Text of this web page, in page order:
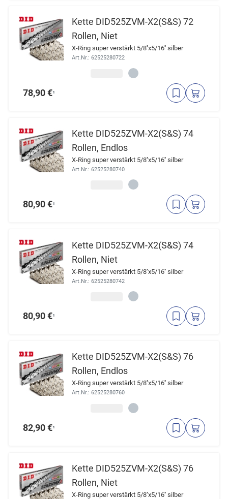
Kette DID525ZVM-X2(S&S) 72
Rollen, Niet
X-Ring super verstärkt 5/8''x5/16'' silber
Art.Nr.: 62525280722
78,90 €¹
Kette DID525ZVM-X2(S&S) 74
Rollen, Endlos
X-Ring super verstärkt 5/8''x5/16'' silber
Art.Nr.: 62525280740
80,90 €¹
Kette DID525ZVM-X2(S&S) 74
Rollen, Niet
X-Ring super verstärkt 5/8''x5/16'' silber
Art.Nr.: 62525280742
80,90 €¹
Kette DID525ZVM-X2(S&S) 76
Rollen, Endlos
X-Ring super verstärkt 5/8''x5/16'' silber
Art.Nr.: 62525280760
82,90 €¹
Kette DID525ZVM-X2(S&S) 76
Rollen, Niet
X-Ring super verstärkt 5/8''x5/16'' silber